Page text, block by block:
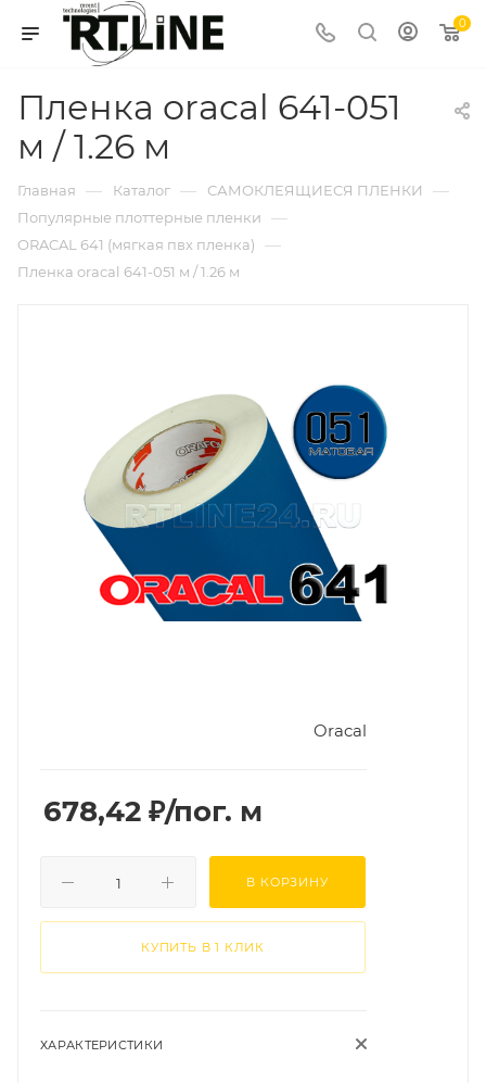
0
Пленка oracal 641-051
м / 1.26 м
Главная — Каталог — САМОКЛЕЯЩИЕСЯ ПЛЕНКИ —
Популярные плоттерные пленки —
ORACAL 641 (мягкая пвх пленка) —
Пленка oracal 641-051 м / 1.26 м
Oracal
678,42 ₽/пог. м
В КОРЗИНУ
КУПИТЬ В 1 КЛИК
ХАРАКТЕРИСТИКИ